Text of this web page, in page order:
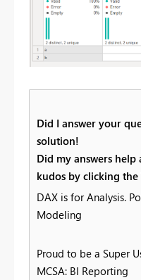
Did I answer your
solution!
Did my answers
kudos by clicking the
DAX is for Analysis.
Modeling
Proud to be a Super
MCSA: BI Reporting